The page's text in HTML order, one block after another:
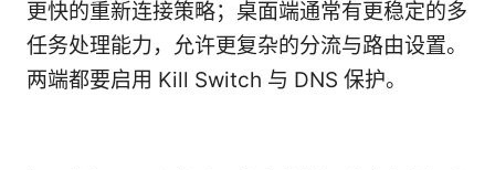
更快的重新连接策略；桌面端通常有更稳定的多
任务处理能力，允许更复杂的分流与路由设置。
两端都要启用 Kill Switch 与 DNS 保护。